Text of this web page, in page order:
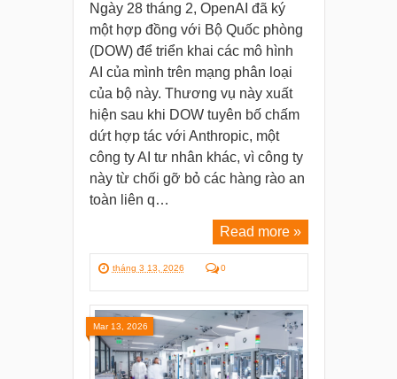
Ngày 28 tháng 2, OpenAI đã ký
một hợp đồng với Bộ Quốc phòng
(DOW) để triển khai các mô hình
AI của mình trên mạng phân loại
của bộ này. Thương vụ này xuất
hiện sau khi DOW tuyên bố chấm
dứt hợp tác với Anthropic, một
công ty AI tư nhân khác, vì công ty
này từ chối gỡ bỏ các hàng rào an
toàn liên q…
Read more »
tháng 3 13, 2026 0
Mar 13, 2026